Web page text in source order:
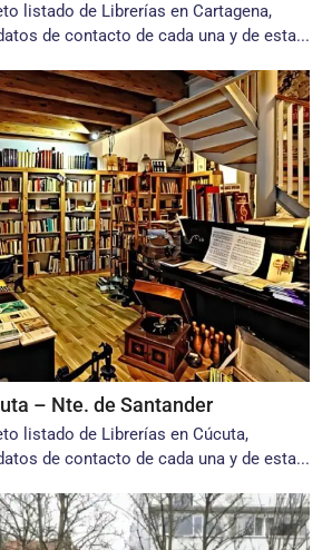
listado de Librerías en Cartagena,
de contacto de cada una y de esta...
– Nte. de Santander
listado de Librerías en Cúcuta,
de contacto de cada una y de esta...